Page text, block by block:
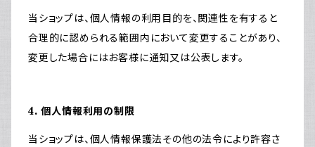
当ショップは、個人情報の利用目的を、関連性を有すると
合理的に認められる範囲内において変更することがあり、
変更した場合にはお客様に通知又は公表します。
4. 個人情報利用の制限
当ショップは、個人情報保護法その他の法令により許容さ